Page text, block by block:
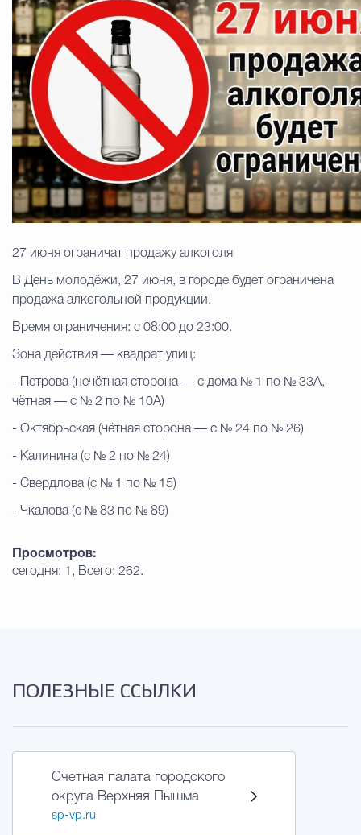
Противодействие
Городская среда Социальная
Экономика Муниципальные
Избирательная
27 июня ограничат продажу алкоголя
В День молодёжи, 27 июня, в городе будет ограничена
продажа алкогольной продукции.
Время ограничения: с 08:00 до 23:00.
Зона действия — квадрат улиц:
- Петрова (нечётная сторона — с дома № 1 по № 33А,
чётная — с № 2 по № 10А)
- Октябрьская (чётная сторона — с № 24 по № 26)
- Калинина (с № 2 по № 24)
- Свердлова (с № 1 по № 15)
- Чкалова (с № 83 по № 89)
Просмотров:
сегодня: 1, Всего: 262.
ПОЛЕЗНЫЕ ССЫЛКИ
Счетная палата городского
округа Верхняя Пышма
sp-vp.ru